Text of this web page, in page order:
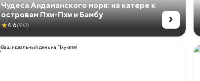
Чудеса Андаманского моря: на катере к
островам Пхи-Пхи и Бамбу
★4.6(90) ›